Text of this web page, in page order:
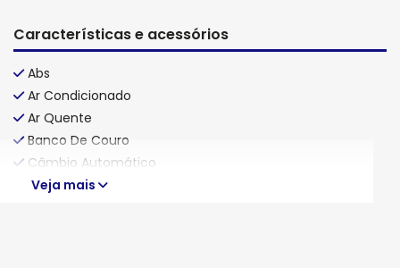
Características e acessórios
Abs
Ar Condicionado
Ar Quente
Banco De Couro
Câmbio Automático
Veja mais